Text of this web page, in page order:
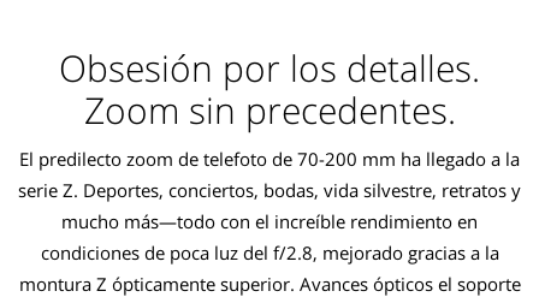
Obsesión por los detalles.
Zoom sin precedentes.
El predilecto zoom de telefoto de 70-200 mm ha llegado a la
serie Z. Deportes, conciertos, bodas, vida silvestre, retratos y
mucho más—todo con el increíble rendimiento en
condiciones de poca luz del f/2.8, mejorado gracias a la
montura Z ópticamente superior. Avances ópticos el soporte